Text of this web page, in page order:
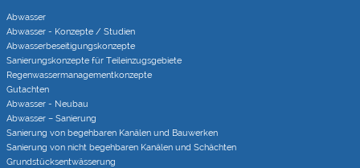
Abwasser
Abwasser - Konzepte / Studien
Abwasserbeseitigungs­konzepte
Sanierungs­konzepte für Teileinzugs­gebiete
Regenwasser­managementkonzepte
Gutachten
Abwasser - Neubau
Abwasser – Sanierung
Sanierung von begehbaren Kanälen und Bauwerken
Sanierung von nicht begehbaren Kanälen und Schächten
Grundstücks­entwässerung